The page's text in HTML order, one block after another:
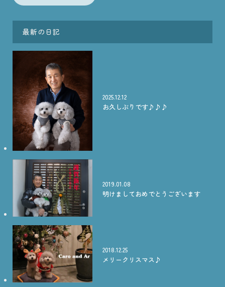
最新の日記
2025.12.12
お久しぶりです♪♪♪
2019.01.08
明けましておめでとうございます
2018.12.25
メリークリスマス♪